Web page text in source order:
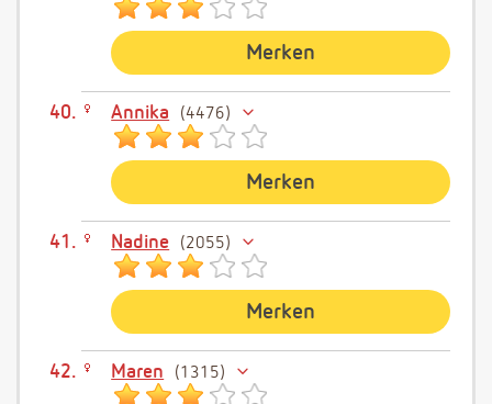
Merken
Annika 4476
Merken
Nadine 2055
Merken
Maren 1315